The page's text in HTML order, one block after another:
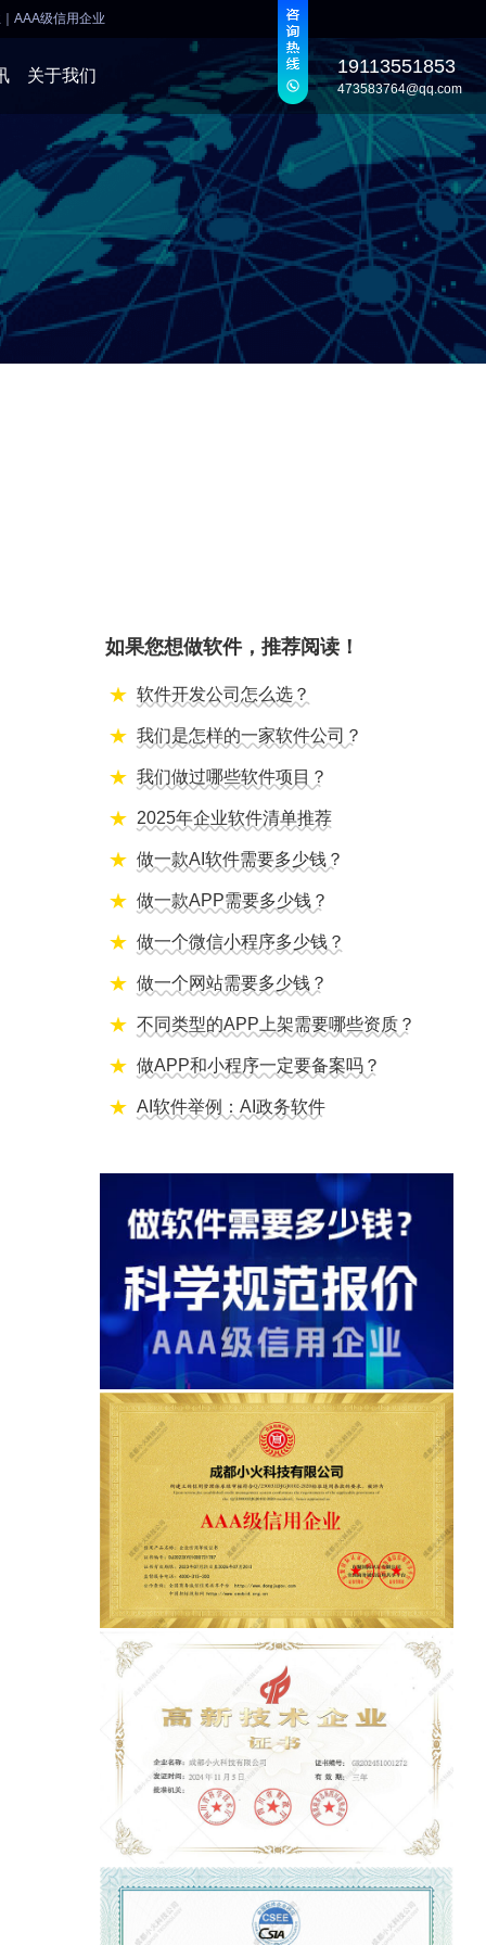
AAA级信用企业
关于我们 19113551853
473583764@qq.com
如果您想做软件，推荐阅读！
软件开发公司怎么选？
我们是怎样的一家软件公司？
我们做过哪些软件项目？
2025年企业软件清单推荐
做一款AI软件需要多少钱？
做一款APP需要多少钱？
做一个微信小程序多少钱？
做一个网站需要多少钱？
不同类型的APP上架需要哪些资质？
做APP和小程序一定要备案吗？
AI软件举例：AI政务软件